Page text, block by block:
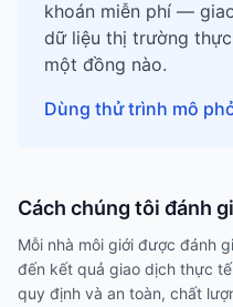
khoán miễn phí —
dữ liệu thị trường
một đồng nào.
Dùng thử trình mô
Cách chúng tôi đánh
Mỗi nhà môi giới được đánh
đến kết quả giao dịch thực
quy định và an toàn, chất